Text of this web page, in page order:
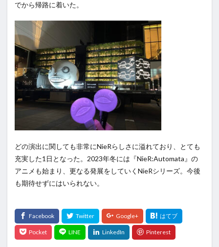
でから帰路に着いた。
どの演出に関しても非常にNieRらしさに溢れており、とても
充実した1日となった。2023年冬には『NieR:Automata』の
アニメも始まり、更なる発展をしていくNieRシリーズ。今後
も期待せずにはいられない。